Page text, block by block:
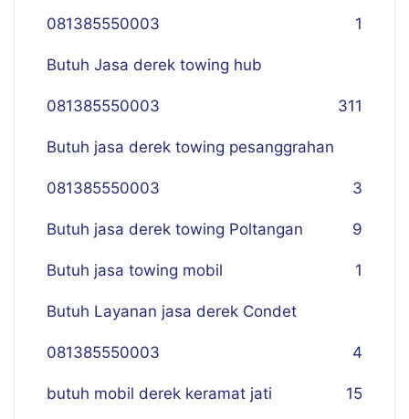
081385550003 1
Butuh Jasa derek towing hub
081385550003 311
Butuh jasa derek towing pesanggrahan
081385550003 3
Butuh jasa derek towing Poltangan 9
Butuh jasa towing mobil 1
Butuh Layanan jasa derek Condet
081385550003 4
butuh mobil derek keramat jati 15